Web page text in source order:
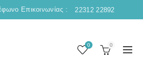
Επικοινωνίας : 22312 22892
0 0